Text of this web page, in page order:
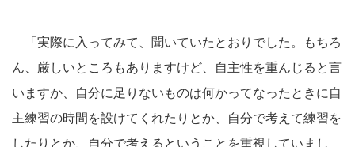
「実際に入ってみて、聞いていたとおりでした。もちろ
ん、厳しいところもありますけど、自主性を重んじると言
いますか、自分に足りないものは何かってなったときに自
主練習の時間を設けてくれたりとか、自分で考えて練習を
したりとか、自分で考えるということを重視していまし